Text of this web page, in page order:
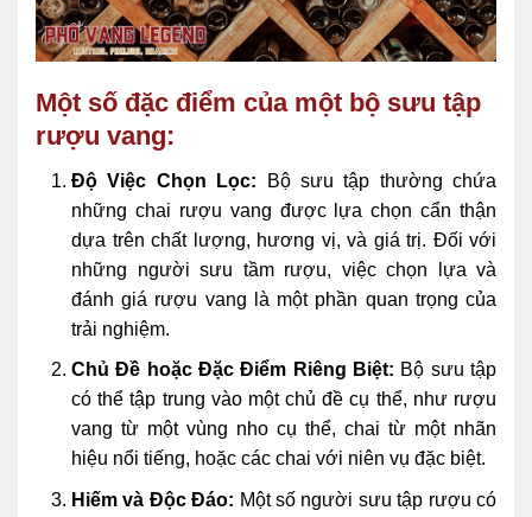
Một số đặc điểm của một bộ sưu tập
rượu vang:
Độ Việc Chọn Lọc: Bộ sưu tập thường chứa
những chai rượu vang được lựa chọn cẩn thận
dựa trên chất lượng, hương vị, và giá trị. Đối với
những người sưu tầm rượu, việc chọn lựa và
đánh giá rượu vang là một phần quan trọng của
trải nghiệm.
Chủ Đề hoặc Đặc Điểm Riêng Biệt: Bộ sưu tập
có thể tập trung vào một chủ đề cụ thể, như rượu
vang từ một vùng nho cụ thể, chai từ một nhãn
hiệu nổi tiếng, hoặc các chai với niên vụ đặc biệt.
Hiếm và Độc Đáo: Một số người sưu tập rượu có